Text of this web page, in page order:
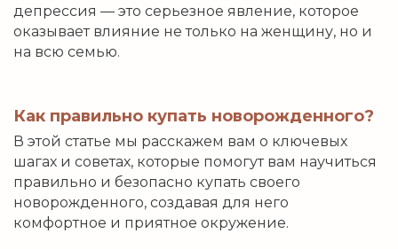
депрессия — это серьезное явление, которое
оказывает влияние не только на женщину, но и
на всю семью.
Как правильно купать новорожденного?
В этой статье мы расскажем вам о ключевых
шагах и советах, которые помогут вам научиться
правильно и безопасно купать своего
новорожденного, создавая для него
комфортное и приятное окружение.